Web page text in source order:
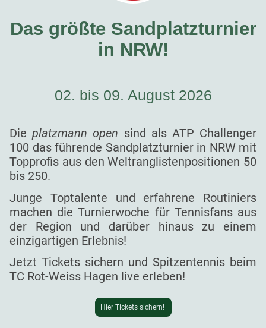
Das größte Sandplatzturnier
in NRW!
02. bis 09. August 2026
Dieplatzmann open sind als ATP Challenger
100 das führende Sandplatzturnier in NRW mit
Topprofis aus den Weltranglistenpositionen 50
bis 250.
Junge Toptalente und erfahrene Routiniers
machen die Turnierwoche für Tennisfans aus
der Region und darüber hinaus zu einem
einzigartigen Erlebnis!
Jetzt Tickets sichern und Spitzentennis beim
TC Rot-Weiss Hagen live erleben!
Hier Tickets sichern!